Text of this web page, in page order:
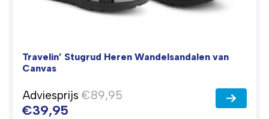
Travelin’ Stugrud Heren Wandelsandalen van
Canvas
Adviesprijs €89,95
€39,95